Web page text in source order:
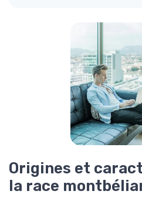
Origines et
la race